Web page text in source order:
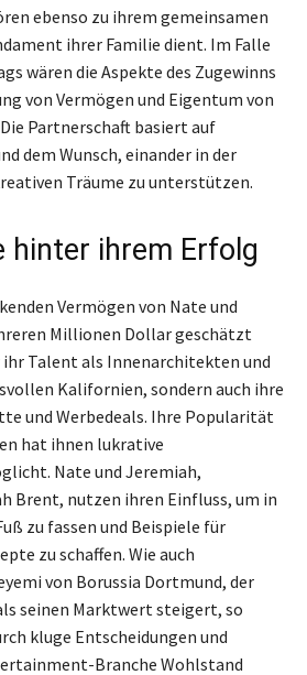
ebenso zu ihrem gemeinsamen
ihrer Familie dient. Im Falle
wären die Aspekte des Zugewinns
von Vermögen und Eigentum von
Partnerschaft basiert auf
dem Wunsch, einander in der
Träume zu unterstützen.
hinter ihrem Erfolg
Vermögen von Nate und
Millionen Dollar geschätzt
Talent als Innenarchitekten und
Kalifornien, sondern auch ihre
und Werbedeals. Ihre Popularität
hat ihnen lukrative
Nate und Jeremiah,
Brent, nutzen ihren Einfluss, um in
zu fassen und Beispiele für
zu schaffen. Wie auch
von Borussia Dortmund, der
seinen Marktwert steigert, so
kluge Entscheidungen und
Branche Wohlstand